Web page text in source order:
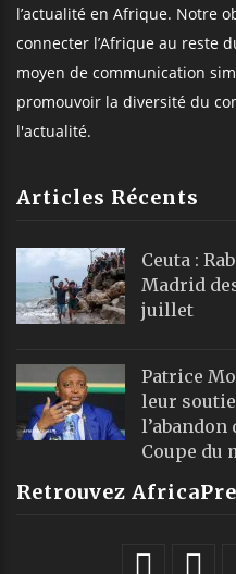
l’actualité en Afrique. Notre
connecter l’Afrique au reste
moyen de communication
promouvoir la diversité du
l'actualité.
Articles Récents
Ceuta :
Madrid
juillet
Patrice
leur
l’abandon
Coupe du
Retrouvez